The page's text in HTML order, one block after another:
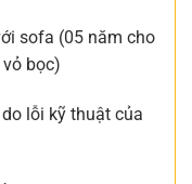
sofa (05 năm cho
bọc)
lỗi kỹ thuật của